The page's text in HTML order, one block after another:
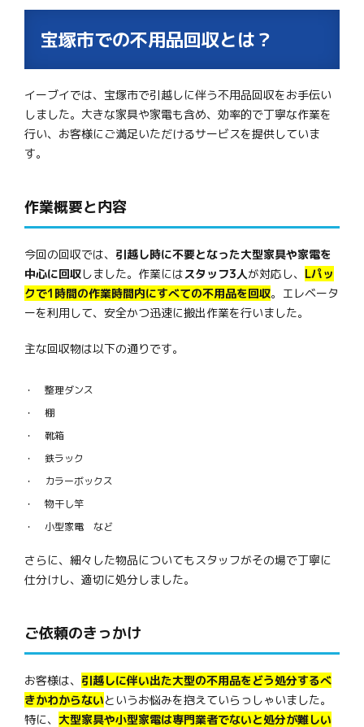
宝塚市での不用品回収とは？
イーブイでは、宝塚市で引越しに伴う不用品回収をお手伝い
しました。大きな家具や家電も含め、効率的で丁寧な作業を
行い、お客様にご満足いただけるサービスを提供していま
す。
作業概要と内容
今回の回収では、 引越し時に不要となった大型家具や家電を
中心に回収しました。作業にはスタッフ3人が対応し、 Lパッ
クで1時間の作業時間内にすべての不用品を回収。エレベータ
ーを利用して、安全かつ迅速に搬出作業を行いました。
主な回収物は以下の通りです。
整理ダンス
棚
靴箱
鉄ラック
カラーボックス
物干し竿
小型家電 など
さらに、細々した物品についてもスタッフがその場で丁寧に
仕分けし、適切に処分しました。
ご依頼のきっかけ
お客様は、 引越しに伴い出た大型の不用品をどう処分するべ
きかわからないというお悩みを抱えていらっしゃいました。
特に、 大型家具や小型家電は専門業者でないと処分が難しい